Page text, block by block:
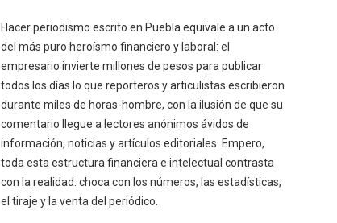
Hacer periodismo escrito en Puebla equivale a un acto
del más puro heroísmo financiero y laboral: el
empresario invierte millones de pesos para publicar
todos los días lo que reporteros y articulistas escribieron
durante miles de horas-hombre, con la ilusión de que su
comentario llegue a lectores anónimos ávidos de
información, noticias y artículos editoriales. Empero,
toda esta estructura financiera e intelectual contrasta
con la realidad: choca con los números, las estadísticas,
el tiraje y la venta del periódico.